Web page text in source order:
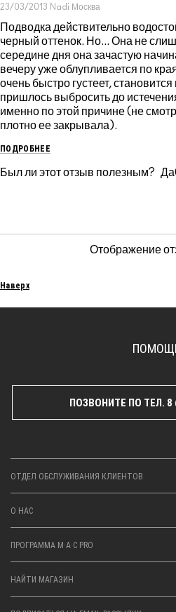
23/03/2013 Nadi Москва
Подводка действительно
черный оттенок. Но... Она не
середине дня она зачастую
вечеру уже облупливается по
очень быстро густеет,
пришлось выбросить до
именно по этой причине (не
плотно ее закрывала).
ПОДРОБНЕЕ
Был ли этот отзыв полезным?
Отображение
Наверх
ПОЗВОНИТЕ ПО ТЕЛ. 8
ОТДЕЛ ОБСЛУЖИВАНИЯ КЛИЕНТОВ
О НАС
ПРОГРАММА M·A·C PRO
НАЙТИ МАГАЗИН